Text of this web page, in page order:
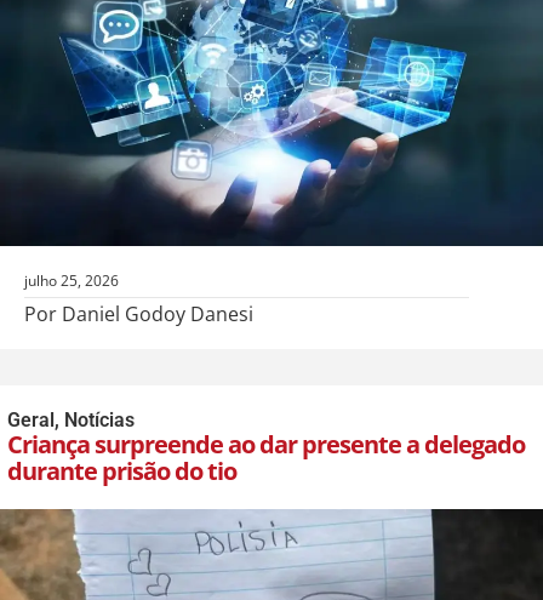
julho 25, 2026
Por Daniel Godoy Danesi
Geral, Notícias
Criança surpreende ao dar presente a delegado
durante prisão do tio